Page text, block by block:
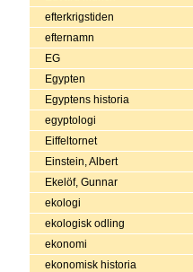
efterkrigstiden
efternamn
EG
Egypten
Egyptens historia
egyptologi
Eiffeltornet
Einstein, Albert
Ekelöf, Gunnar
ekologi
ekologisk odling
ekonomi
ekonomisk historia